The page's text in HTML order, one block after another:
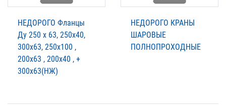
НЕДОРОГО Фланцы
Ду 250 х 63, 250х40,
300х63, 250х100 ,
200х63 , 200х40 , +
300х63(НЖ)
НЕДОРОГО КРАНЫ
ШАРОВЫЕ
ПОЛНОПРОХОДНЫЕ